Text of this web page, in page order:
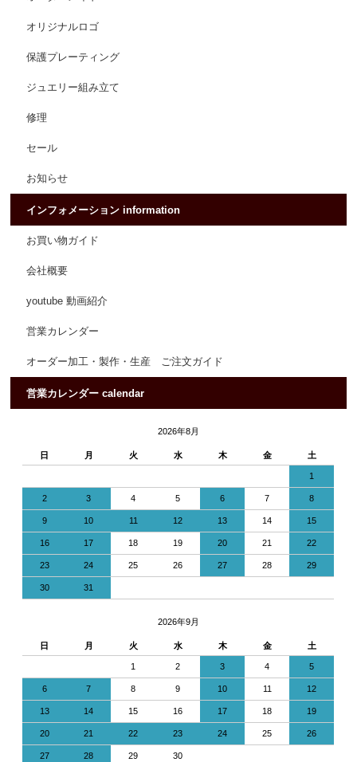
オリジナルロゴ
保護プレーティング
ジュエリー組み立て
修理
セール
お知らせ
インフォメーション information
お買い物ガイド
会社概要
youtube 動画紹介
営業カレンダー
オーダー加工・製作・生産 ご注文ガイド
営業カレンダー calendar
2026年8月
日 月 火 水 木 金 土
1
2 3 4 5 6 7 8
9 10 11 12 13 14 15
16 17 18 19 20 21 22
23 24 25 26 27 28 29
30 31
2026年9月
日 月 火 水 木 金 土
1 2 3 4 5
6 7 8 9 10 11 12
13 14 15 16 17 18 19
20 21 22 23 24 25 26
27 28 29 30